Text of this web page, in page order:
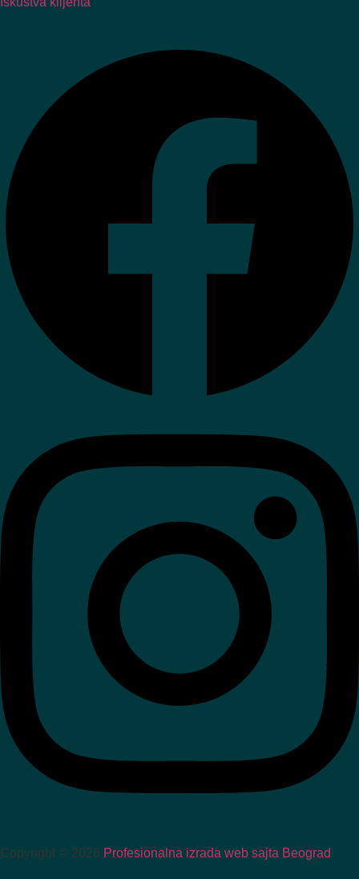
Copyright © 2026 Profesionalna izrada web sajta Beograd